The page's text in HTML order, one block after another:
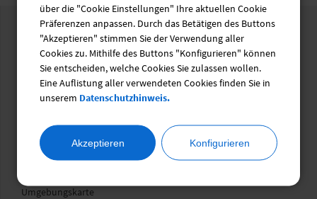
Wegweiser
Gesundheit
Familie
Soziales
Umgebungskarte
über die "Cookie Einstellungen" Ihre aktuellen Cookie
Präferenzen anpassen. Durch das Betätigen des Buttons
"Akzeptieren" stimmen Sie der Verwendung aller
Cookies zu. Mithilfe des Buttons "Konfigurieren" können
Sie entscheiden, welche Cookies Sie zulassen wollen.
Eine Auflistung aller verwendeten Cookies finden Sie in
unserem Datenschutzhinweis.
Akzeptieren Konfigurieren